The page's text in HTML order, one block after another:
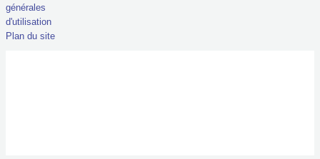
générales
d'utilisation
Plan du site